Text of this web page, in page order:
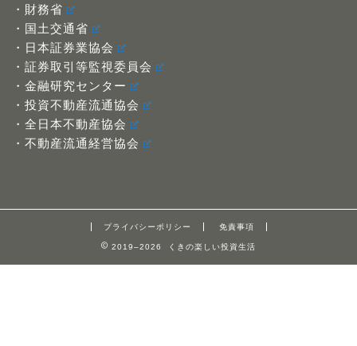
・財務省
・国土交通省
・日本証券業協会
・証券取引等監視委員会
・金融研究センター
・投資不動産流通協会
・全日本不動産協会
・不動産流通経営協会
プライバシーポリシー 免責事項
2019–2026 くきの楽しい投資生活